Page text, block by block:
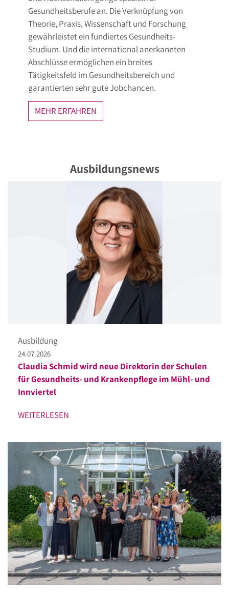
Gesundheitsberufe an. Die Verknüpfung von
Theorie, Praxis, Wissenschaft und Forschung
gewährleistet ein fundiertes Gesundheits-
Studium. Und die international anerkannten
Abschlüsse ermöglichen ein breites
Tätigkeitsfeld im Gesundheitsbereich und
garantierten sehr gute Jobchancen.
MEHR ERFAHREN
Ausbildungsnews
Ausbildung
24.07.2026
Claudia Schmid wird neue Direktorin der Schulen
für Gesundheits- und Krankenpflege im Mühl- und
Innviertel
WEITERLESEN